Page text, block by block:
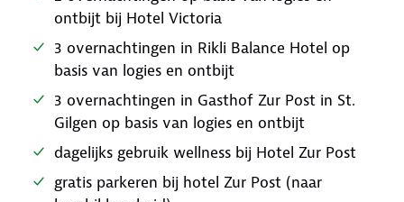
ontbijt bij Hotel Victoria
3 overnachtingen in Rikli Balance Hotel op
basis van logies en ontbijt
3 overnachtingen in Gasthof Zur Post in St.
Gilgen op basis van logies en ontbijt
dagelijks gebruik wellness bij Hotel Zur Post
gratis parkeren bij hotel Zur Post (naar